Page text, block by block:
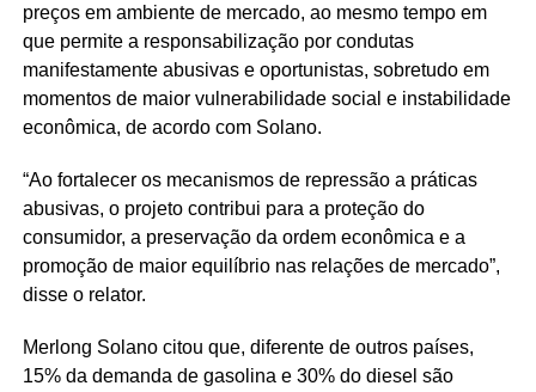
preços em ambiente de mercado, ao mesmo tempo em
que permite a responsabilização por condutas
manifestamente abusivas e oportunistas, sobretudo em
momentos de maior vulnerabilidade social e instabilidade
econômica, de acordo com Solano.
“Ao fortalecer os mecanismos de repressão a práticas
abusivas, o projeto contribui para a proteção do
consumidor, a preservação da ordem econômica e a
promoção de maior equilíbrio nas relações de mercado”,
disse o relator.
Merlong Solano citou que, diferente de outros países,
15% da demanda de gasolina e 30% do diesel são